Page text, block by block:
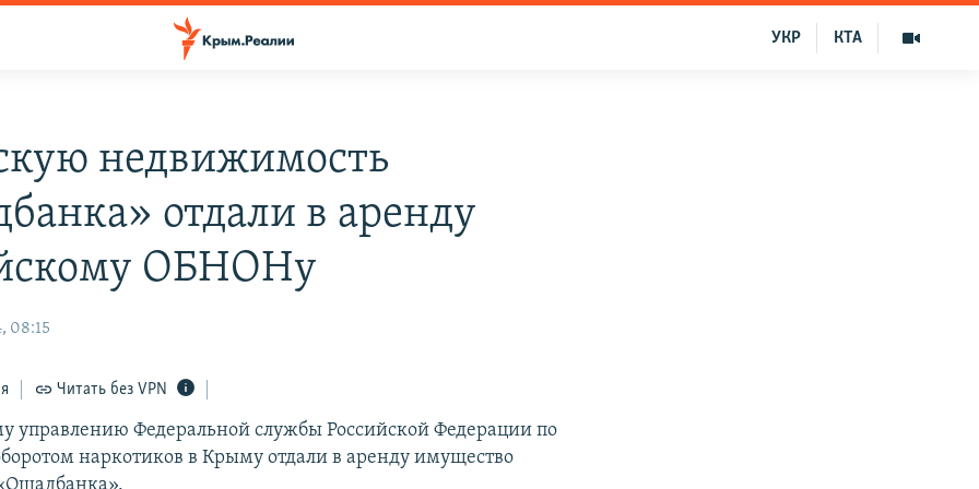
КТА
УКР
недвижимость
отдали в аренду
ОБНОНу
08:15
Читать без VPN
управлению Федеральной службы Российской Федерации по
наркотиков в Крыму отдали в аренду имущество